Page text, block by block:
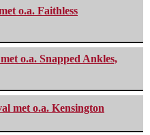
o.a. Faithless
o.a. Snapped Ankles,
met o.a. Kensington